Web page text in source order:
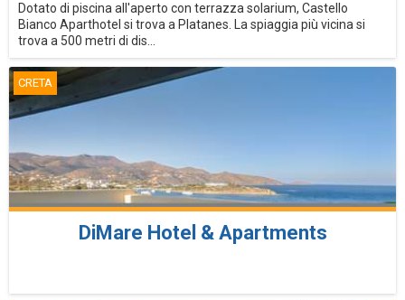
Dotato di piscina all'aperto con terrazza solarium, Castello
Bianco Aparthotel si trova a Platanes. La spiaggia più vicina si
trova a 500 metri di dis...
CRETA
DiMare Hotel & Apartments